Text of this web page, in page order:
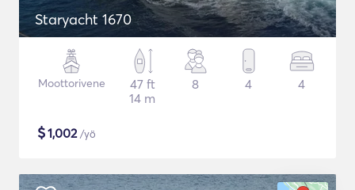
Staryacht 1670
Moottorivene
47 ft
14 m
8 4 4
$1,002/yö